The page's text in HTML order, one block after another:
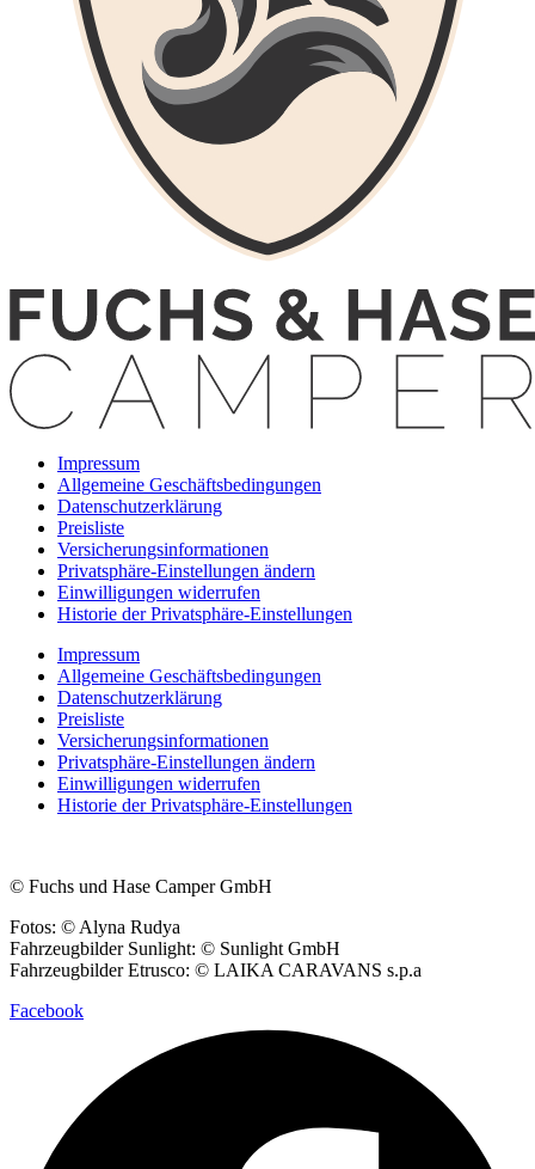
Impressum
Allgemeine Geschäftsbedingungen
Datenschutzerklärung
Preisliste
Versicherungsinformationen
Privatsphäre-Einstellungen ändern
Einwilligungen widerrufen
Historie der Privatsphäre-Einstellungen
Impressum
Allgemeine Geschäftsbedingungen
Datenschutzerklärung
Preisliste
Versicherungsinformationen
Privatsphäre-Einstellungen ändern
Einwilligungen widerrufen
Historie der Privatsphäre-Einstellungen
© Fuchs und Hase Camper GmbH
Fotos: © Alyna Rudya
Fahrzeugbilder Sunlight: © Sunlight GmbH
Fahrzeugbilder Etrusco: © LAIKA CARAVANS s.p.a
Facebook